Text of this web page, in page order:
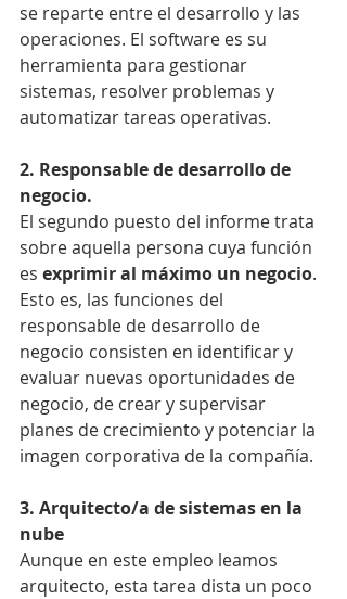
se reparte entre el desarrollo y las
operaciones. El software es su
herramienta para gestionar
sistemas, resolver problemas y
automatizar tareas operativas.
2. Responsable de desarrollo de
negocio.
El segundo puesto del informe trata
sobre aquella persona cuya función
es exprimir al máximo un negocio.
Esto es, las funciones del
responsable de desarrollo de
negocio consisten en identificar y
evaluar nuevas oportunidades de
negocio, de crear y supervisar
planes de crecimiento y potenciar la
imagen corporativa de la compañía.
3. Arquitecto/a de sistemas en la
nube
Aunque en este empleo leamos
arquitecto, esta tarea dista un poco